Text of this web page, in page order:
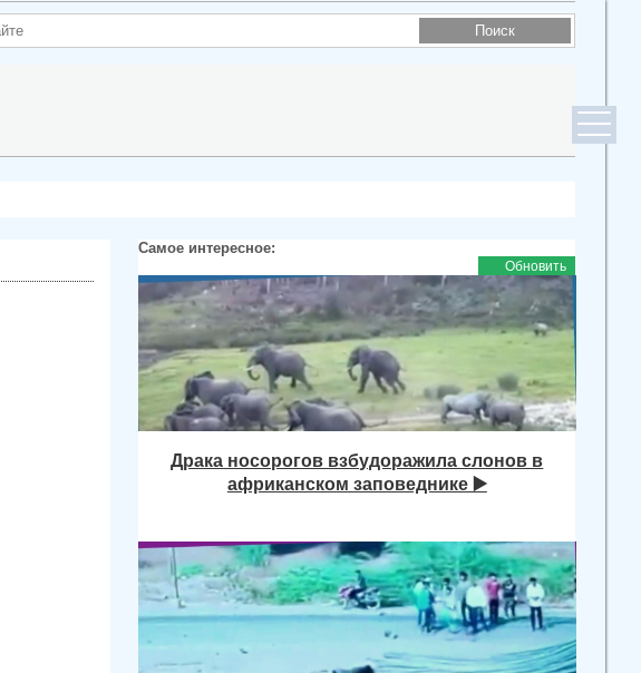
Самое интересное:
Обновить
Драка носорогов взбудоражила слонов в
африканском заповеднике ▶️